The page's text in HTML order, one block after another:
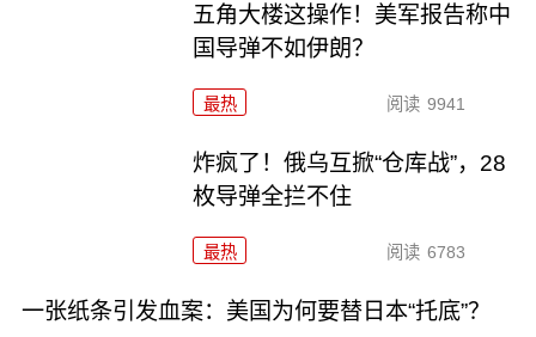
五角大楼这操作！美军报告称中
国导弹不如伊朗？
最热 阅读 9941
炸疯了！俄乌互掀“仓库战”，28
枚导弹全拦不住
最热 阅读 6783
一张纸条引发血案：美国为何要替日本“托底”？